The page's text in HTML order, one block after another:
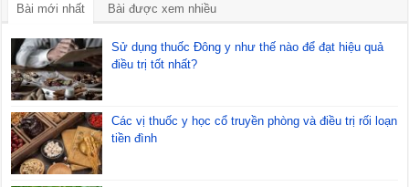
Bài mới nhất Bài được xem nhiều
Sử dụng thuốc Đông y như thế nào để đạt hiệu quả
điều trị tốt nhất?
Các vị thuốc y học cổ truyền phòng và điều trị rối loạn
tiền đình